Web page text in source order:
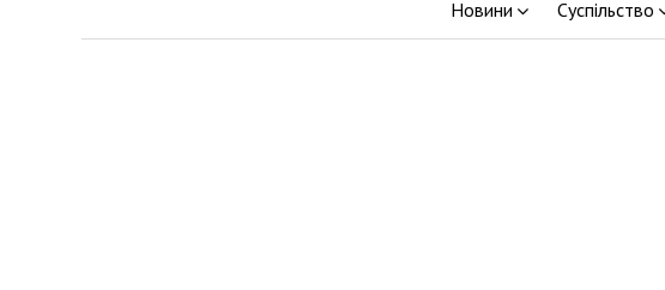
Новини Суспільство